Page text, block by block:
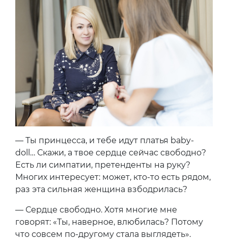
— Ты принцесса, и тебе идут платья baby-
doll… Скажи, а твое сердце сейчас свободно?
Есть ли симпатии, претенденты на руку?
Многих интересует: может, кто-то есть рядом,
раз эта сильная женщина взбодрилась?
— Сердце свободно. Хотя многие мне
говорят: «Ты, наверное, влюбилась? Потому
что совсем по-другому стала выглядеть».